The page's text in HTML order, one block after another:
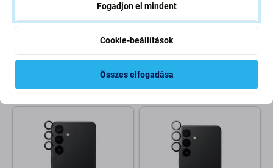
Spigen
Samsung Galaxy S24, fekete
Spigen
Samsung Galaxy S24, Deep
Purple
8 400 Ft
Fogadjon el mindent
Cookie-beállítások
Összes elfogadása